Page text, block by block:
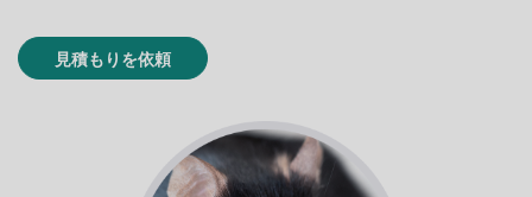
見積もりを依頼